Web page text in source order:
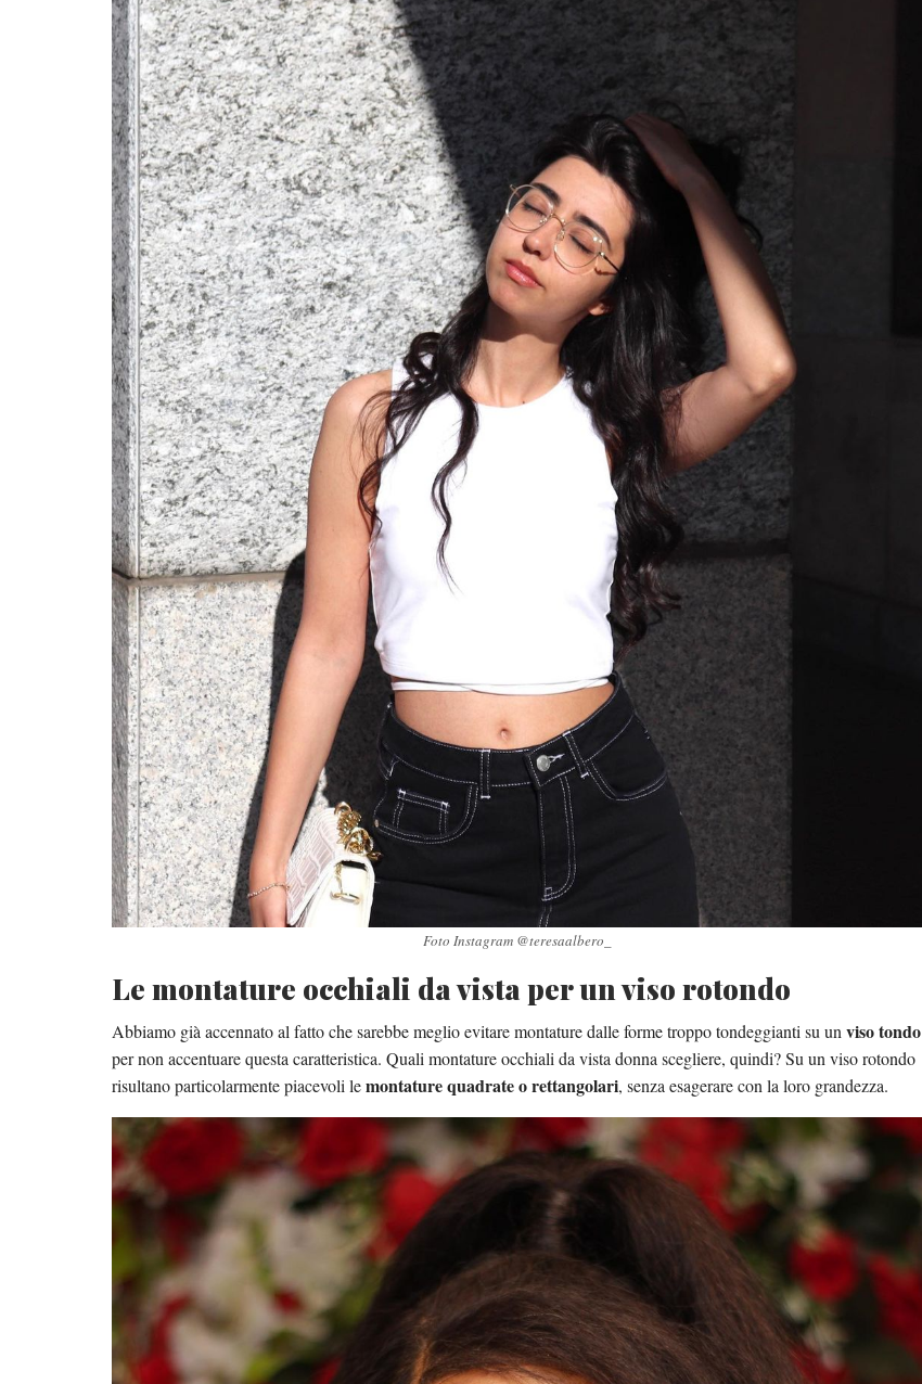
Foto Instagram @teresaalbero_
Le montature occhiali da vista per un viso rotondo
Abbiamo già accennato al fatto che sarebbe meglio evitare montature dalle forme troppo tondeggianti su un viso tondo
per non accentuare questa caratteristica. Quali montature occhiali da vista donna scegliere, quindi? Su un viso rotondo
risultano particolarmente piacevoli lemontature quadrate o rettangolari, senza esagerare con la loro grandezza.